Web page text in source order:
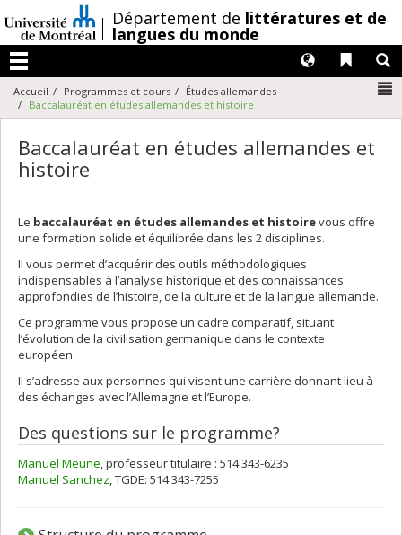
au
contenu
/Département de littératures et de
langues du monde
Menu
Liens
Langues
Accueil Programmes et cours
Études allemandes
Baccalauréat en études allemandes et histoire
Baccalauréat en études allemandes et
histoire
Le baccalauréat en études allemandes et histoirevous offre
une formation solide et équilibrée dans les 2 disciplines.
Il vous permet d’acquérir des outils méthodologiques
indispensables à l’analyse historique et des connaissances
approfondies de l’histoire, de la culture et de la langue allemande.
Ce programme vous propose un cadre comparatif, situant
l’évolution de la civilisation germanique dans le contexte
européen.
Il s’adresse aux personnes qui visent une carrière donnant lieu à
des échanges avec l’Allemagne et l’Europe.
Des questions sur le programme?
Manuel Meune, professeur titulaire : 514 343-6235
Manuel Sanchez, TGDE: 514 343-7255